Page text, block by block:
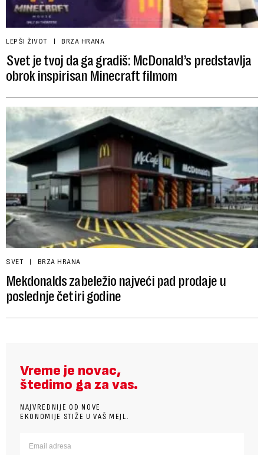
LEPŠI ŽIVOT BRZA HRANA
Svet je tvoj da ga gradiš: McDonald’s predstavlja
obrok inspirisan Minecraft filmom
SVET BRZA HRANA
Mekdonalds zabeležio najveći pad prodaje u
poslednje četiri godine
Vreme je novac,
štedimo ga za vas.
NAJVREDNIJE OD NOVE
EKONOMIJE STIŽE U VAŠ MEJL.